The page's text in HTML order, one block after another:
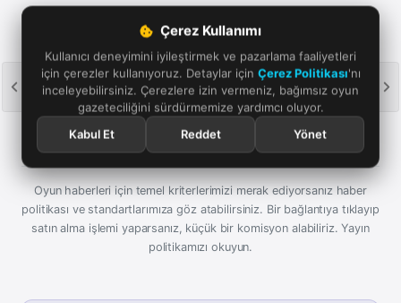
Çerez Kullanımı
Kullanıcı deneyimini iyileştirmek ve pazarlama faaliyetleri
için çerezler kullanıyoruz. Detaylar için Çerez Politikası'nı
inceleyebilirsiniz. Çerezlere izin vermeniz, bağımsız oyun
gazeteciliğini sürdürmemize yardımcı oluyor.
Kabul Et
Reddet Yönet
giderek işaretleri kullanabilir, cesur bir kahraman olma
yolunda ilerleyebilirsiniz. Bu sezon, her köşe başında
yeni sırların keşfedileceği, yeni stratejik hamlelerin
yapılacağı ve her zaferin ardında benzersiz ödüller
yer aldığı bir maceraya dönüşecek.
Oyun haberleri için temel kriterlerimizi merak ediyorsanız haber
politikası ve standartlarımıza göz atabilirsiniz. Bir bağlantıya tıklayıp
satın alma işlemi yaparsanız, küçük bir komisyon alabiliriz.Yayın
politikamızı okuyun.